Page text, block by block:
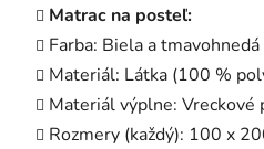
Matrac na posteľ:
Farba: Biela a tmavohnedá
Materiál: Látka (100 %
Materiál výplne: Vreckové
Rozmery (každý): 100 x